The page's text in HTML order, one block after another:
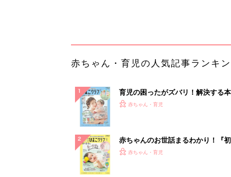
0％OFF以上が続々登場！Amazonの
本気が...
PR（Amazon）
ランキングをもっと見る